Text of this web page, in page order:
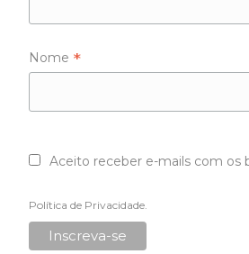
Nome *
Aceito receber e-mails com os
Política de Privacidade